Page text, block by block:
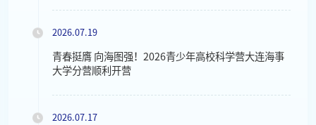
2026.07.19
青春挺膺 向海图强！2026青少年高校科学营大连海事
大学分营顺利开营
2026.07.17